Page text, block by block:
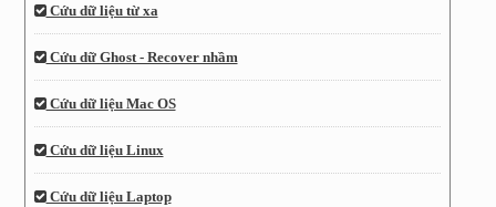
Cứu dữ liệu từ xa
Cứu dữ Ghost - Recover nhầm
Cứu dữ liệu Mac OS
Cứu dữ liệu Linux
Cứu dữ liệu Laptop